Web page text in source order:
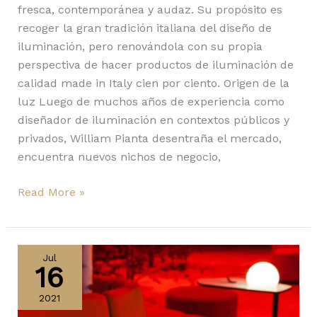
fresca, contemporánea y audaz. Su propósito es
recoger la gran tradición italiana del diseño de
iluminación, pero renovándola con su propia
perspectiva de hacer productos de iluminación de
calidad made in Italy cien por ciento. Origen de la
luz Luego de muchos años de experiencia como
diseñador de iluminación en contextos públicos y
privados, William Pianta desentraña el mercado,
encuentra nuevos nichos de negocio,
Read More »
Jul
16
2021
Estiluz
presente
en